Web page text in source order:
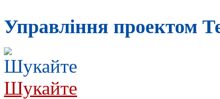
Управлiння проектом
Шукайте